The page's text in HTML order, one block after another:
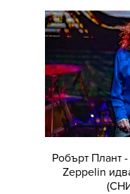
Робърт Плант
Zeppelin